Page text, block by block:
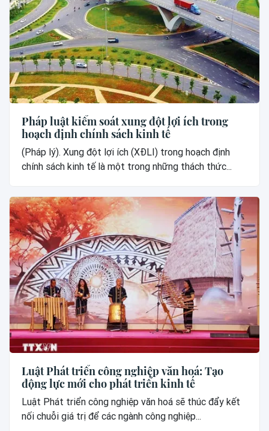
Pháp luật kiểm soát xung đột lợi ích trong
hoạch định chính sách kinh tế
(Pháp lý). Xung đột lợi ích (XĐLI) trong hoạch định
chính sách kinh tế là một trong những thách thức...
Luật Phát triển công nghiệp văn hoá: Tạo
động lực mới cho phát triển kinh tế
Luật Phát triển công nghiệp văn hoá sẽ thúc đẩy kết
nối chuỗi giá trị để các ngành công nghiệp...